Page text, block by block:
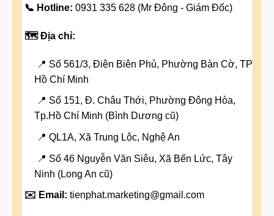
📞 Hotline: 0931 335 628 (Mr Đông - Giám Đốc)
🗺️ Địa chỉ:
📍 Số 561/3, Điện Biên Phủ, Phường Bàn Cờ, TP
Hồ Chí Minh
📍 Số 151, Đ. Châu Thới, Phường Đông Hòa,
Tp.Hồ Chí Minh (Bình Dương cũ)
📍 QL1A, Xã Trung Lộc, Nghệ An
📍 Số 46 Nguyễn Văn Siêu, Xã Bến Lức, Tây
Ninh (Long An cũ)
✉️ Email: tienphat.marketing@gmail.com